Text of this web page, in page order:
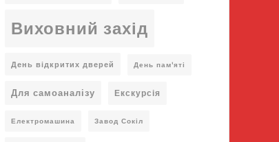
Виховний захід
День відкритих дверей День пам'яті
Для самоаналізу Екскурсія
Електромашина Завод Сокіл